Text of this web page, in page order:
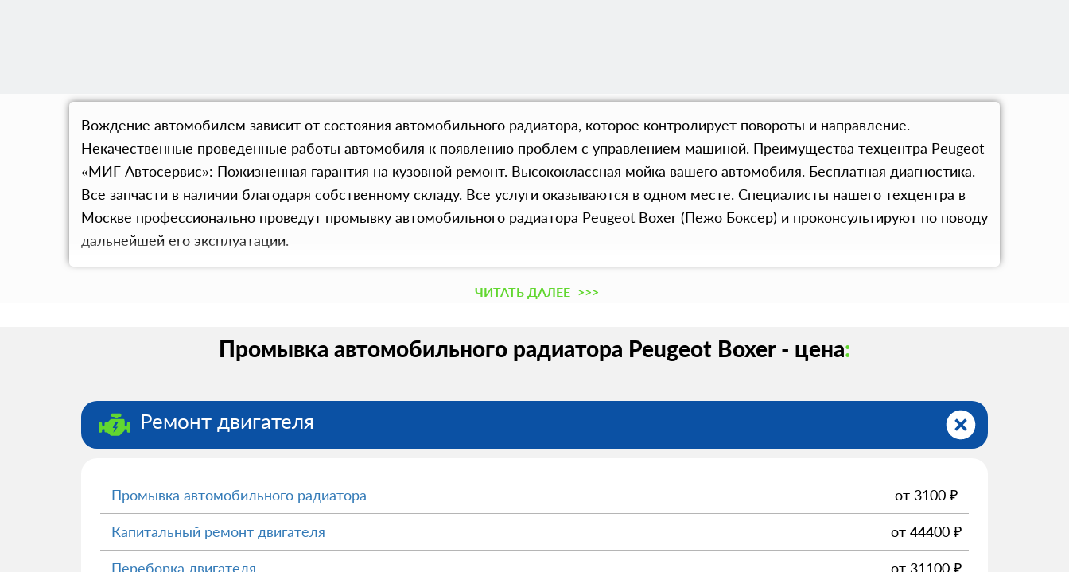
Вождение автомобилем зависит от состояния автомобильного радиатора, которое контролирует повороты и направление.
Некачественные проведенные работы автомобиля к появлению проблем с управлением машиной. Преимущества техцентра Peugeot
«МИГ Автосервис»: Пожизненная гарантия на кузовной ремонт. Высококлассная мойка вашего автомобиля. Бесплатная диагностика.
Все запчасти в наличии благодаря собственному складу. Все услуги оказываются в одном месте. Специалисты нашего техцентра в
Москве профессионально проведут промывку автомобильного радиатора Peugeot Boxer (Пежо Боксер) и проконсультируют по поводу
дальнейшей его эксплуатации.
ЧИТАТЬ ДАЛЕЕ >>>
Промывка автомобильного радиатора Peugeot Boxer - цена:
Ремонт двигателя
Промывка автомобильного радиатора от 3100 ₽
Капитальный ремонт двигателя от 44400 ₽
Переборка двигателя от 31100 ₽